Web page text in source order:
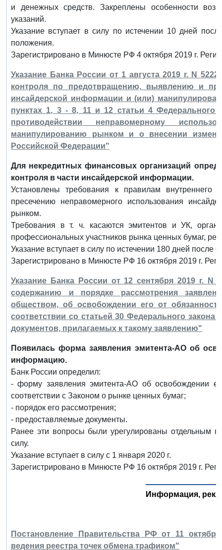
и денежных средств. Закреплены особенности
указаний.
Указание вступает в силу по истечении 10 дней
положения.
Зарегистрировано в Минюсте РФ 4 октября 2019 г.
Указание Банка России от 1 августа 2019 г. N
контроля по предотвращению, выявлению и
инсайдерской информации и (или)
пунктах 1, 3 - 8, 11 и 12 статьи 4
противодействии неправомерному
манипулированию рынком и о внесении
Российской Федерации"
Для некредитных финансовых организаций
контроля в части инсайдерской информации.
Установлены требования к правилам
пресечению неправомерного использования
рынком.
Требования в т. ч. касаются эмитентов и УК,
профессиональных участников рынка ценных бумаг,
Указание вступает в силу по истечении 180 дней после
Зарегистрировано в Минюсте РФ 16 октября 2019 г.
Указание Банка России от 12 сентября 2019 г.
содержанию и порядке рассмотрения
обществом, об освобождении его от
соответствии со статьей 30 Федерального
документов, прилагаемых к такому заявлению"
Появилась форма заявления эмитента-АО об
информацию.
Банк России определил:
- форму заявления эмитента-АО об освобождении
соответствии с Законом о рынке ценных бумаг;
- порядок его рассмотрения;
- предоставляемые документы.
Ранее эти вопросы были урегулированы
силу.
Указание вступает в силу с 1 января 2020 г.
Зарегистрировано в Минюсте РФ 16 октября 2019 г.
Информация,
Постановление Правительства РФ от 11
ведения реестра точек обмена трафиком"